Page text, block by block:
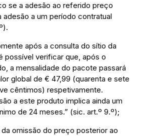
se a adesão ao referido preço
adesão a um período contratual
após a consulta do sítio da
possível verificar que, após o
a mensalidade do pacote passará
global de € 47,99 (quarenta e sete
cêntimos) respetivamente.
a este produto implica ainda um
de 24 meses.” (sic. art.º 9.º);
da omissão do preço posterior ao